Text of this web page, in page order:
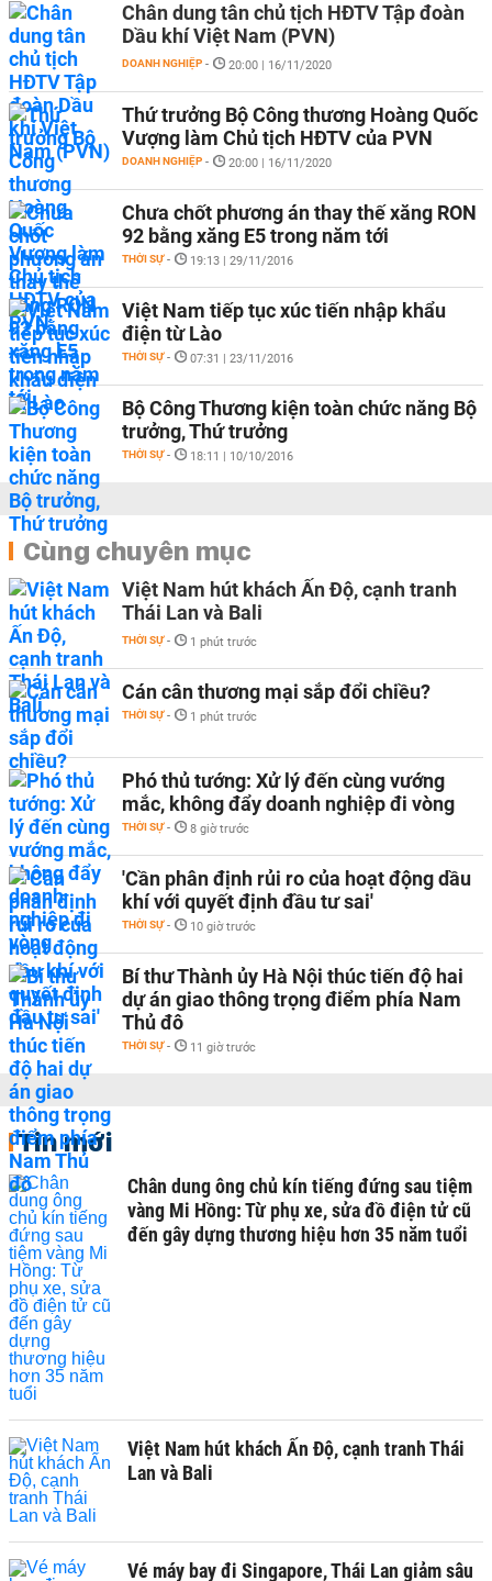
Chân dung tân chủ tịch HĐTV Tập đoàn
Dầu khí Việt Nam (PVN)
DOANH NGHIỆP - 20:00 | 16/11/2020
Thứ trưởng Bộ Công thương Hoàng Quốc
Vượng làm Chủ tịch HĐTV của PVN
DOANH NGHIỆP - 20:00 | 16/11/2020
Chưa chốt phương án thay thế xăng RON
92 bằng xăng E5 trong năm tới
THỜI SỰ - 19:13 | 29/11/2016
Việt Nam tiếp tục xúc tiến nhập khẩu
điện từ Lào
THỜI SỰ - 07:31 | 23/11/2016
Bộ Công Thương kiện toàn chức năng Bộ
trưởng, Thứ trưởng
THỜI SỰ - 18:11 | 10/10/2016
Cùng chuyên mục
Việt Nam hút khách Ấn Độ, cạnh tranh
Thái Lan và Bali
THỜI SỰ - 1 phút trước
Cán cân thương mại sắp đổi chiều?
THỜI SỰ - 1 phút trước
Phó thủ tướng: Xử lý đến cùng vướng
mắc, không đẩy doanh nghiệp đi vòng
THỜI SỰ - 8 giờ trước
'Cần phân định rủi ro của hoạt động dầu
khí với quyết định đầu tư sai'
THỜI SỰ - 10 giờ trước
Bí thư Thành ủy Hà Nội thúc tiến độ hai
dự án giao thông trọng điểm phía Nam
Thủ đô
THỜI SỰ - 11 giờ trước
Tin mới
Chân dung ông chủ kín tiếng đứng sau tiệm
vàng Mi Hồng: Từ phụ xe, sửa đồ điện tử cũ
đến gây dựng thương hiệu hơn 35 năm tuổi
Việt Nam hút khách Ấn Độ, cạnh tranh Thái
Lan và Bali
Vé máy bay đi Singapore, Thái Lan giảm sâu